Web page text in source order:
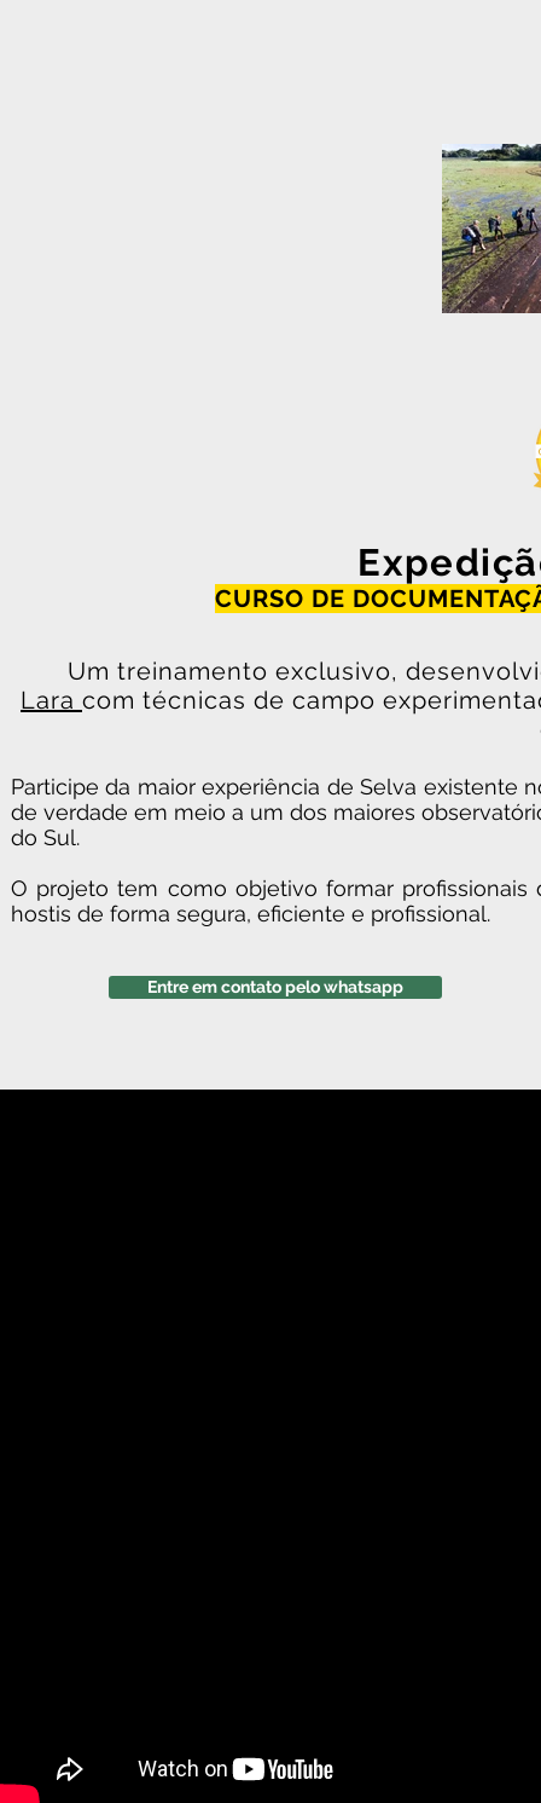
CURSO DE
Um treinamento exclusivo,
Lara com técnicas de campo
Participe da maior experiência de Selva existente
de verdade em meio a um dos maiores
do Sul.
O projeto tem como objetivo formar
hostis de forma segura, eficiente e profissional.
Entre em contato pelo whatsapp